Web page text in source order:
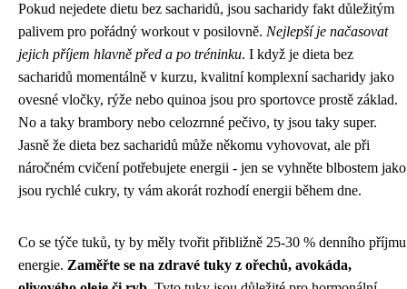
Pokud nejedete dietu bez sacharidů, jsou sacharidy fakt důležitým
palivem pro pořádný workout v posilovně. Nejlepší je načasovat
jejich příjem hlavně před a po tréninku. I když je dieta bez
sacharidů momentálně v kurzu, kvalitní komplexní sacharidy jako
ovesné vločky, rýže nebo quinoa jsou pro sportovce prostě základ.
No a taky brambory nebo celozrnné pečivo, ty jsou taky super.
Jasně že dieta bez sacharidů může někomu vyhovovat, ale při
náročném cvičení potřebujete energii - jen se vyhněte blbostem jako
jsou rychlé cukry, ty vám akorát rozhodí energii během dne.
Co se týče tuků, ty by měly tvořit přibližně 25-30 % denního příjmu
energie. Zaměřte se na zdravé tuky z ořechů, avokáda,